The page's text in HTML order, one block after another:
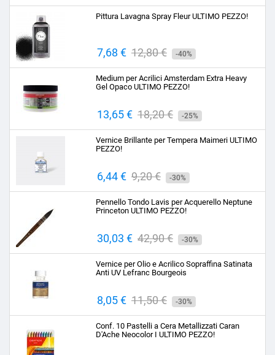
base
Pittura Lavagna Spray Fleur ULTIMO PEZZO!
Prezzo
7,68 € Prezzo
base
12,80 € -40%
Medium per Acrilici Amsterdam Extra Heavy
Gel Opaco ULTIMO PEZZO!
Prezzo
13,65 € Prezzo
base
18,20 € -25%
Vernice Brillante per Tempera Maimeri ULTIMO
PEZZO!
Prezzo
6,44 € Prezzo
base
9,20 € -30%
Pennello Tondo Lavis per Acquerello Neptune
Princeton ULTIMO PEZZO!
Prezzo
30,03 € Prezzo
base
42,90 € -30%
Vernice per Olio e Acrilico Sopraffina Satinata
Anti UV Lefranc Bourgeois
Prezzo
8,05 € Prezzo
base
11,50 € -30%
Conf. 10 Pastelli a Cera Metallizzati Caran
D'Ache Neocolor I ULTIMO PEZZO!